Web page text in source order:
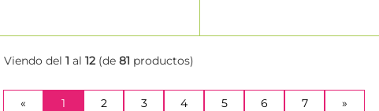
Viendo del 1 al 12 (de 81 productos)
« 1 (CURRENT)
2 3 4 5 6 7 »